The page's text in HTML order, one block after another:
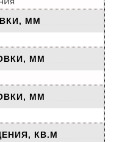
ММ
ММ
ММ
КВ.М